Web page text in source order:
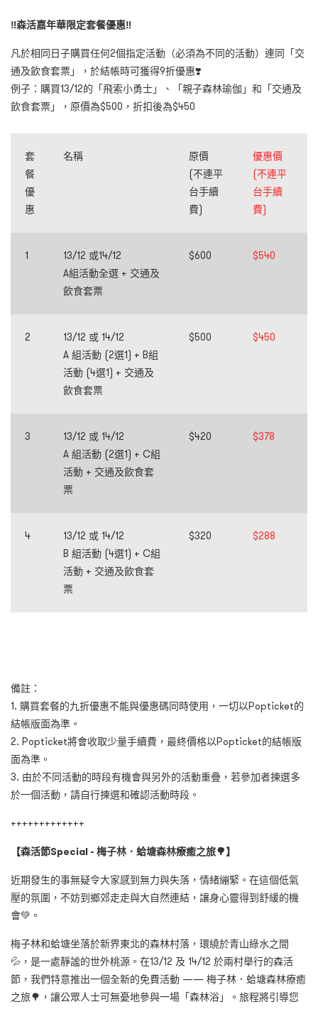
‼️森活嘉年華限定套餐優惠‼️
凡於相同日子購買任何2個指定活動（必須為不同的活動）連同「交
通及飲食套票」，於結帳時可獲得9折優惠❣️
例子：購買13/12的「飛索小勇士」、「親子森林瑜伽」和「交通及
飲食套票」，原價為$500，折扣後為$450
套
餐
優
惠
名稱
原價
(不連平
台手續
費)
優惠價
(不連平
台手續
費)
1
13/12 或14/12
A組活動全選 + 交通及
飲食套票
$600 $540
2
13/12 或 14/12
A 組活動 (2選1) + B組
活動 (4選1) + 交通及
飲食套票
$500 $450
3
13/12 或 14/12
A 組活動 (2選1) + C組
活動 + 交通及飲食套
票
$420 $378
4
13/12 或 14/12
B 組活動 (4選1) + C組
活動 + 交通及飲食套
票
$320 $288
備註：
1. 購買套餐的九折優惠不能與優惠碼同時使用，一切以Popticket的
結帳版面為準。
2. Popticket將會收取少量手續費，最終價格以Popticket的結帳版
面為準。
3. 由於不同活動的時段有機會與另外的活動重疊，若參加者揀選多
於一個活動，請自行揀選和確認活動時段。
+++++++++++++
【森活節Special - 梅子林．蛤塘森林療癒之旅🌳】
近期發生的事無疑令大家感到無力與失落，情緒繃緊。在這個低氣
壓的氛圍，不妨到鄉郊走走與大自然連結，讓身心靈得到舒緩的機
會💚。
梅子林和蛤塘坐落於新界東北的森林村落，環繞於青山綠水之間
💦，是一處靜謐的世外桃源。在13/12 及 14/12 於兩村舉行的森活
節，我們特意推出一個全新的免費活動 —— 梅子林．蛤塘森林療癒
之旅🌳，讓公眾人士可無憂地參與一場「森林浴」。旅程將引導您